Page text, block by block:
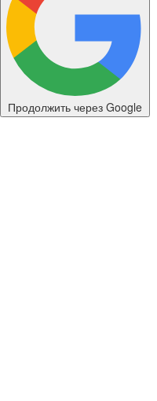
Продолжить через Google